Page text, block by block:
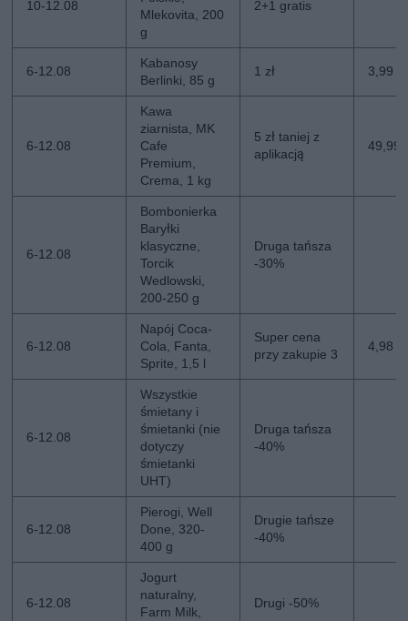
10-12.08
Mlekovita, 200
g
2+1 gratis
6-12.08
Kabanosy
Berlinki, 85 g
1 zł 3,99
6-12.08
Kawa
ziarnista, MK
Cafe
Premium,
Crema, 1 kg
5 zł taniej z
aplikacją
49,99
6-12.08
Bombonierka
Baryłki
klasyczne,
Torcik
Wedlowski,
200-250 g
Druga tańsza
-30%
6-12.08
Napój Coca-
Cola, Fanta,
Sprite, 1,5 l
Super cena
przy zakupie 3
4,98
6-12.08
Wszystkie
śmietany i
śmietanki (nie
dotyczy
śmietanki
UHT)
Druga tańsza
-40%
6-12.08
Pierogi, Well
Done, 320-
400 g
Drugie tańsze
-40%
6-12.08
Jogurt
naturalny,
Farm Milk,
Drugi -50%